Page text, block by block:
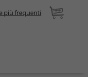
più frequenti